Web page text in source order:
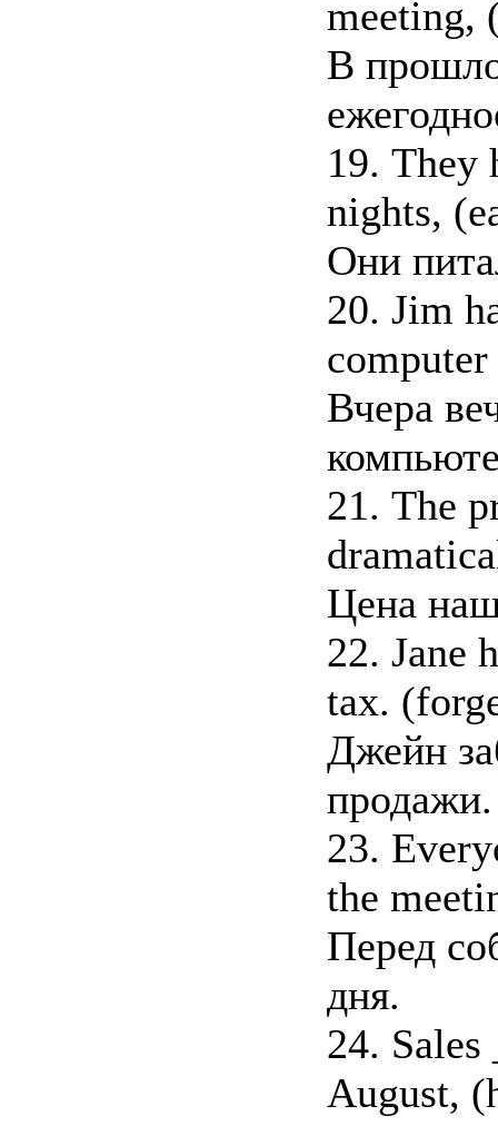
meeting,
В
19. They
nights,
Они
20. Jim
Вчера
21. The
Цена
22. Jane
tax.
Джейн
продажи.
23.
the
Перед
дня.
24.
August,